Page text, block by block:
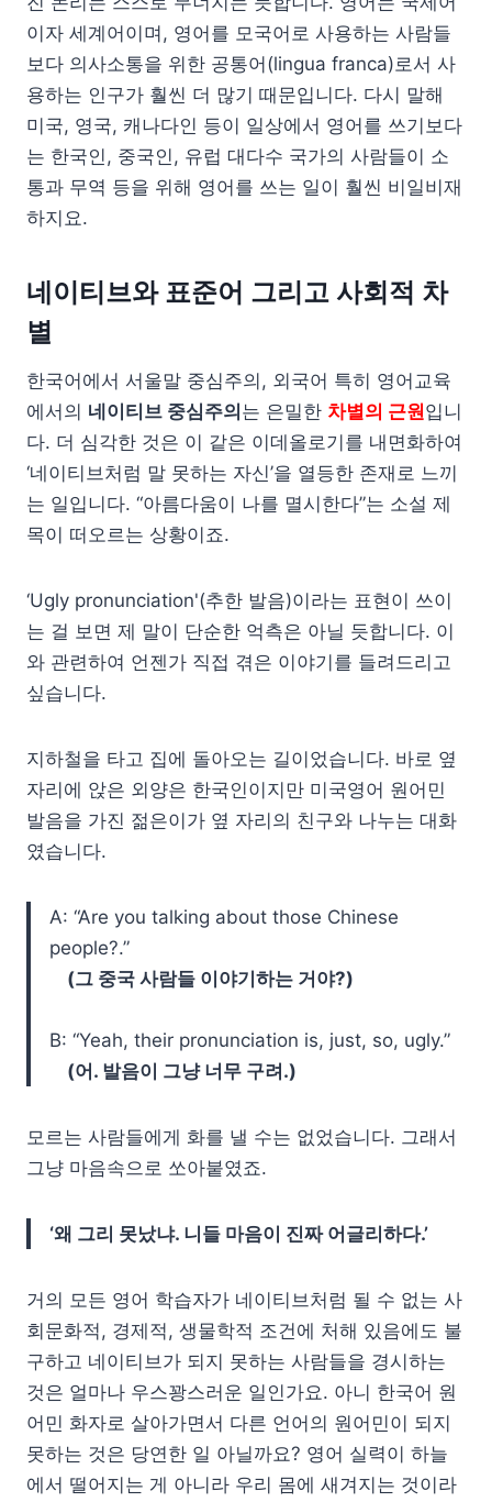
이자 세계어이며, 영어를 모국어로 사용하는 사람들
보다 의사소통을 위한 공통어(lingua franca)로서 사
용하는 인구가 훨씬 더 많기 때문입니다. 다시 말해
미국, 영국, 캐나다인 등이 일상에서 영어를 쓰기보다
는 한국인, 중국인, 유럽 대다수 국가의 사람들이 소
통과 무역 등을 위해 영어를 쓰는 일이 훨씬 비일비재
하지요.
네이티브와 표준어 그리고 사회적 차
별
한국어에서 서울말 중심주의, 외국어 특히 영어교육
에서의 네이티브 중심주의 는 은밀한 차별의 근원입니
다. 더 심각한 것은 이 같은 이데올로기를 내면화하여
‘네이티브처럼 말 못하는 자신’을 열등한 존재로 느끼
는 일입니다. “아름다움이 나를 멸시한다”는 소설 제
목이 떠오르는 상황이죠.
‘Ugly pronunciation'(추한 발음)이라는 표현이 쓰이
는 걸 보면 제 말이 단순한 억측은 아닐 듯합니다. 이
와 관련하여 언젠가 직접 겪은 이야기를 들려드리고
싶습니다.
지하철을 타고 집에 돌아오는 길이었습니다. 바로 옆
자리에 앉은 외양은 한국인이지만 미국영어 원어민
발음을 가진 젊은이가 옆 자리의 친구와 나누는 대화
였습니다.
A: “Are you talking about those Chinese
people?.”
(그 중국 사람들 이야기하는 거야?)
B: “Yeah, their pronunciation is, just, so, ugly.”
(어. 발음이 그냥 너무 구려.)
모르는 사람들에게 화를 낼 수는 없었습니다. 그래서
그냥 마음속으로 쏘아붙였죠.
‘왜 그리 못났냐. 니들 마음이 진짜 어글리하다.’
거의 모든 영어 학습자가 네이티브처럼 될 수 없는 사
회문화적, 경제적, 생물학적 조건에 처해 있음에도 불
구하고 네이티브가 되지 못하는 사람들을 경시하는
것은 얼마나 우스꽝스러운 일인가요. 아니 한국어 원
어민 화자로 살아가면서 다른 언어의 원어민이 되지
못하는 것은 당연한 일 아닐까요? 영어 실력이 하늘
에서 떨어지는 게 아니라 우리 몸에 새겨지는 것이라